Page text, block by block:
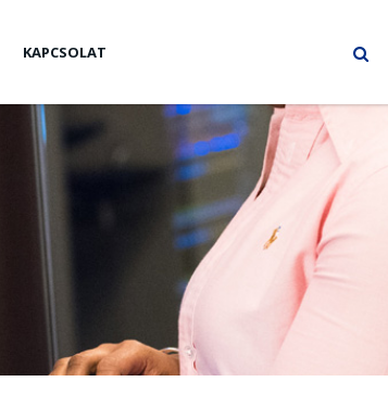
KAPCSOLAT